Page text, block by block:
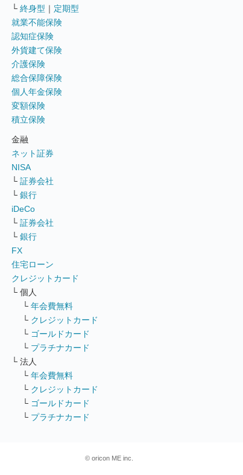
└ 終身型 ｜ 定期型
就業不能保険
認知症保険
外貨建て保険
介護保険
総合保障保険
個人年金保険
変額保険
積立保険
金融
ネット証券
NISA
└ 証券会社
└ 銀行
iDeCo
└ 証券会社
└ 銀行
FX
住宅ローン
クレジットカード
└ 個人
└ 年会費無料
└ クレジットカード
└ ゴールドカード
└ プラチナカード
└ 法人
└ 年会費無料
└ クレジットカード
└ ゴールドカード
└ プラチナカード
© oricon ME inc.